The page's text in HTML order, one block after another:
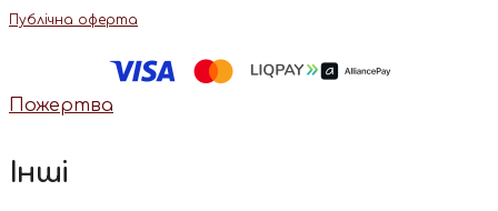
Публічна оферта
Пожертва
Інші